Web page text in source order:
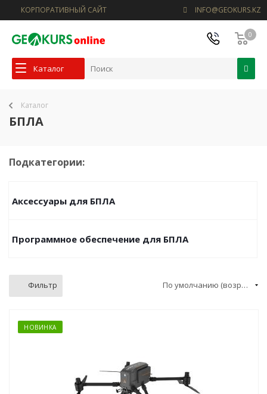
КОРПОРАТИВНЫЙ САЙТ INFO@GEOKURS.KZ
0
Каталог
Каталог
БПЛА
Подкатегории:
Аксессуары для БПЛА
Программное обеспечение для БПЛА
Фильтр По умолчанию (возрастание)
НОВИНКА